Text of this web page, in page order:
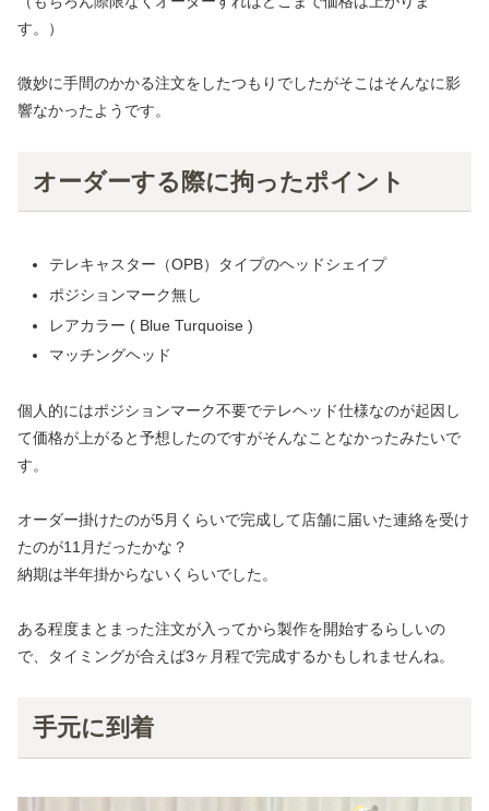
す。）
微妙に手間のかかる注文をしたつもりでしたがそこはそんなに影
響なかったようです。
オーダーする際に拘ったポイント
テレキャスター（OPB）タイプのヘッドシェイプ
ポジションマーク無し
レアカラー ( Blue Turquoise )
マッチングヘッド
個人的にはポジションマーク不要でテレヘッド仕様なのが起因し
て価格が上がると予想したのですがそんなことなかったみたいで
す。
オーダー掛けたのが5月くらいで完成して店舗に届いた連絡を受け
たのが11月だったかな？
納期は半年掛からないくらいでした。
ある程度まとまった注文が入ってから製作を開始するらしいの
で、タイミングが合えば3ヶ月程で完成するかもしれませんね。
手元に到着